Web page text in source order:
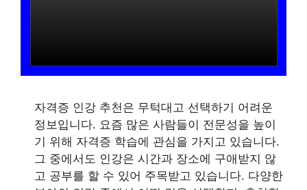
자격증 인강 추천은 무턱대고 선택하기 어려운
정보입니다. 요즘 많은 사람들이 전문성을 높이
기 위해 자격증 학습에 관심을 가지고 있습니다.
그 중에서도 인강은 시간과 장소에 구애받지 않
고 공부를 할 수 있어 주목받고 있습니다. 다양한